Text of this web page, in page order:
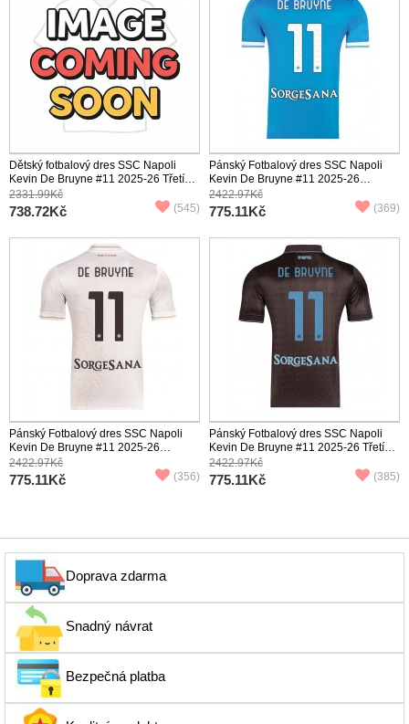
Dětský fotbalový dres SSC Napoli
Kevin De Bruyne #11 2025-26 Třetí
Krátký Rukáv (+ trenýrky)
2331.99Kč
738.72Kč (545)
Pánský Fotbalový dres SSC Napoli
Kevin De Bruyne #11 2025-26
Domácí Krátký Rukáv
2422.97Kč
775.11Kč (369)
Pánský Fotbalový dres SSC Napoli
Kevin De Bruyne #11 2025-26
Venkovní Krátký Rukáv
2422.97Kč
775.11Kč (356)
Pánský Fotbalový dres SSC Napoli
Kevin De Bruyne #11 2025-26 Třetí
Krátký Rukáv
2422.97Kč
775.11Kč (385)
Doprava zdarma
Snadný návrat
Bezpečná platba